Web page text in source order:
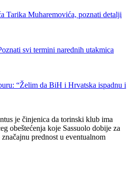
Tarika Muharemovića, poznati detalji
svi termini narednih utakmica
“Želim da BiH i Hrvatska ispadnu i
je činjenica da torinski klub ima
obeštećenja koje Sassuolo dobije za
prednost u eventualnom